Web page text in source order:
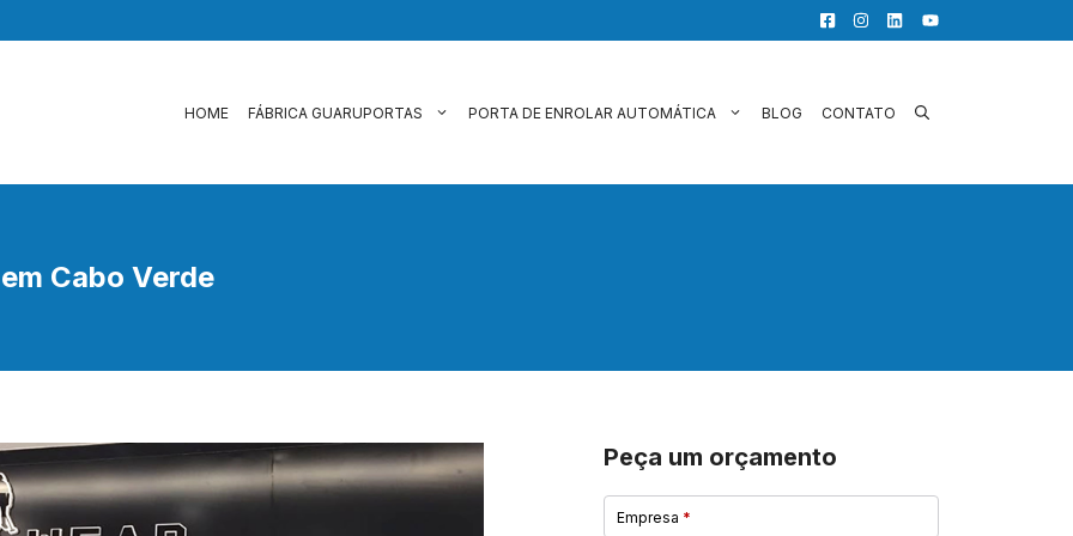
HOME FÁBRICA GUARUPORTAS PORTA DE ENROLAR AUTOMÁTICA BLOG CONTATO
Cabo Verde
Peça um orçamento
Empresa *